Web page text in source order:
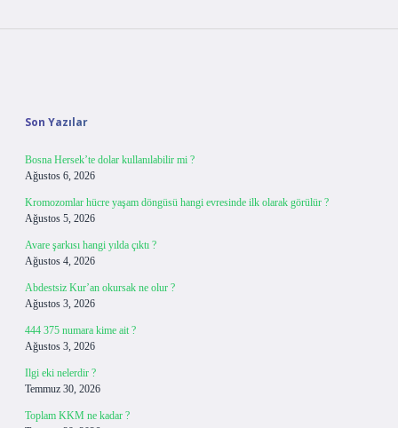
Son Yazılar
Bosna Hersek’te dolar kullanılabilir mi ?
Ağustos 6, 2026
Kromozomlar hücre yaşam döngüsü hangi evresinde ilk olarak görülür ?
Ağustos 5, 2026
Avare şarkısı hangi yılda çıktı ?
Ağustos 4, 2026
Abdestsiz Kur’an okursak ne olur ?
Ağustos 3, 2026
444 375 numara kime ait ?
Ağustos 3, 2026
Ilgi eki nelerdir ?
Temmuz 30, 2026
Toplam KKM ne kadar ?